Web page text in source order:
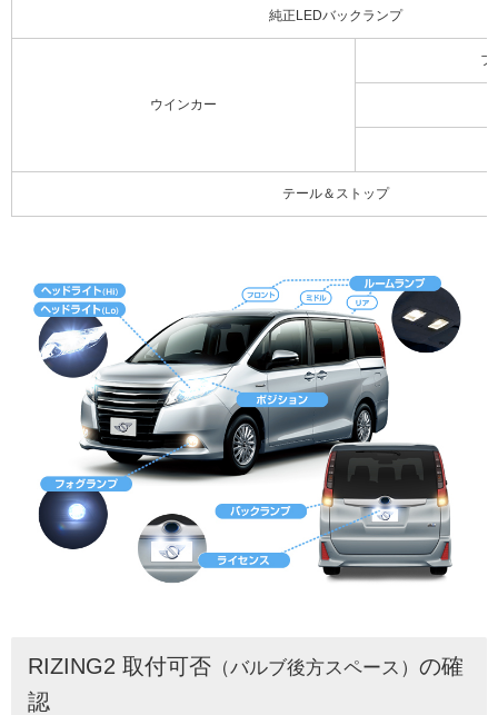
純正LEDバックランプ
ウインカー
フ
テール＆ストップ
RIZING2 取付可否 （バルブ後方スペース） の確
認